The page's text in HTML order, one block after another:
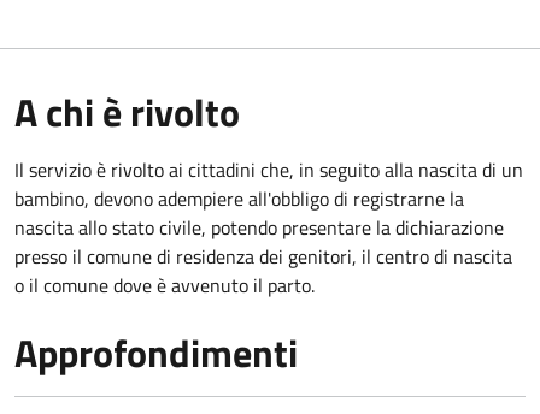
A chi è rivolto
Il servizio è rivolto ai cittadini che, in seguito alla nascita di un
bambino, devono adempiere all'obbligo di registrarne la
nascita allo stato civile, potendo presentare la dichiarazione
presso il comune di residenza dei genitori, il centro di nascita
o il comune dove è avvenuto il parto.
Approfondimenti